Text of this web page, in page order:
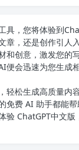
具，您将体验到
章，还是创作引人
和创意，激发您的
便会迅速为您生成
轻松生成高质量内
免费 AI 助手都能帮
验 ChatGPT中文版